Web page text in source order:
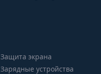
Защита экрана
Зарядные устройства